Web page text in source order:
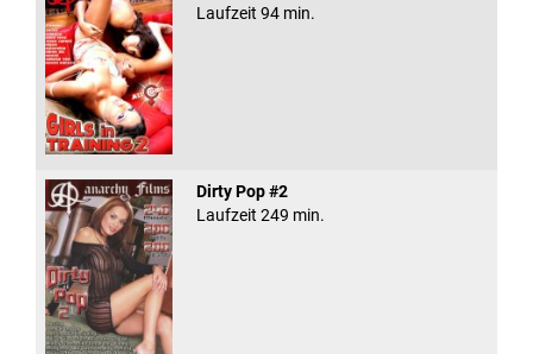
Laufzeit 94 min.
Dirty Pop #2
Laufzeit 249 min.